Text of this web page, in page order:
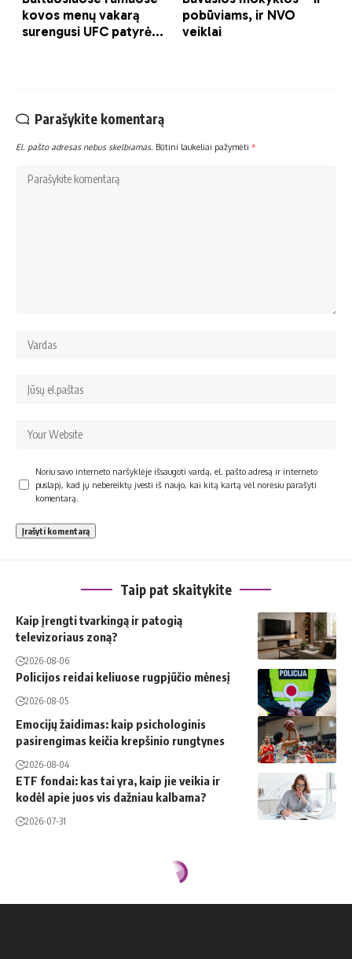
Parašykite komentarą
El. pašto adresas nebus skelbiamas. Būtini laukeliai pažymėti *
Noriu savo interneto naršyklėje išsaugoti vardą, el. pašto adresą ir interneto
puslapį, kad jų nebereiktų įvesti iš naujo, kai kitą kartą vėl norėsiu parašyti
komentarą.
Taip pat skaitykite
Kaip įrengti tvarkingą ir patogią
televizoriaus zoną?
2026-08-06
Policijos reidai keliuose rugpjūčio mėnesį
2026-08-05
Emocijų žaidimas: kaip psichologinis
pasirengimas keičia krepšinio rungtynes
2026-08-04
ETF fondai: kas tai yra, kaip jie veikia ir
kodėl apie juos vis dažniau kalbama?
2026-07-31